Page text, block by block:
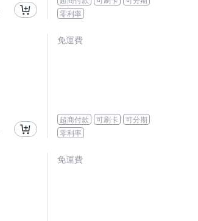
零利率
免運費
超商付款 可刷卡
可分期
零利率
免運費